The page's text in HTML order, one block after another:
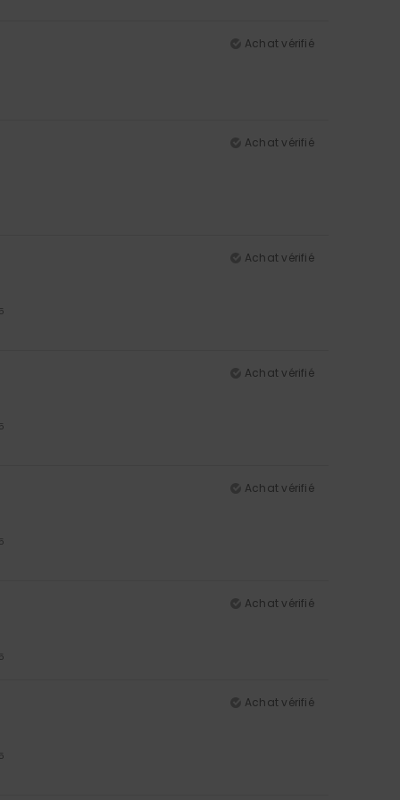
Achat vérifié
Achat vérifié
Achat vérifié
Achat vérifié
Achat vérifié
Achat vérifié
Achat vérifié